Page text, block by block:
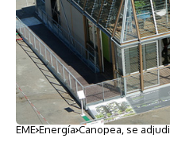
EME Energía Canopea, se